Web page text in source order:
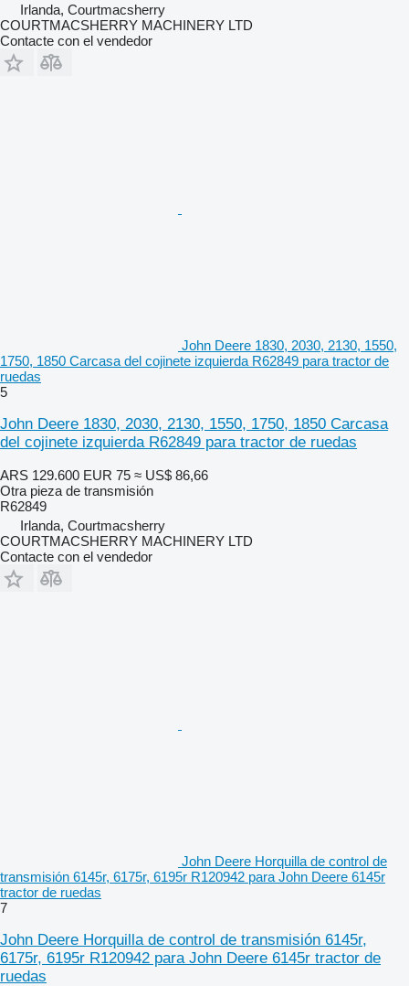
Irlanda, Courtmacsherry
COURTMACSHERRY MACHINERY LTD
Contacte con el vendedor
John Deere 1830, 2030, 2130, 1550,
1750, 1850 Carcasa del cojinete izquierda R62849 para tractor de
ruedas
5
John Deere 1830, 2030, 2130, 1550, 1750, 1850 Carcasa
del cojinete izquierda R62849 para tractor de ruedas
ARS 129.600 EUR 75 ≈ US$ 86,66
Otra pieza de transmisión
R62849
Irlanda, Courtmacsherry
COURTMACSHERRY MACHINERY LTD
Contacte con el vendedor
John Deere Horquilla de control de
transmisión 6145r, 6175r, 6195r R120942 para John Deere 6145r
tractor de ruedas
7
John Deere Horquilla de control de transmisión 6145r,
6175r, 6195r R120942 para John Deere 6145r tractor de
ruedas